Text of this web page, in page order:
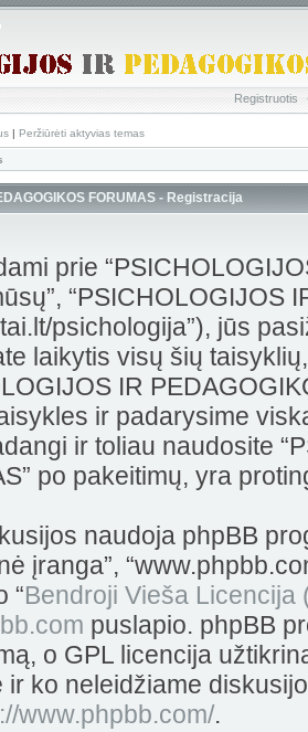
Registruotis
| Peržiūrėti aktyvias temas
FORUMAS - Registracija
prie
“PSICHOLOGIJOS
psichologija”), jūs
laikytis visų šių
IR
ir padarysime
ir toliau naudosite
po pakeitimų, yra
naudoja phpBB
įranga”,
“Bendroji Vieša Licencija
puslapio. phpBB
o GPL licencija
ir ko neleidžiame
www.phpbb.com/.